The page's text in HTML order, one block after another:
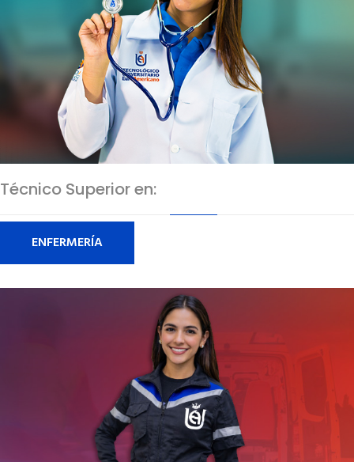
Técnico Superior en:
ENFERMERÍA